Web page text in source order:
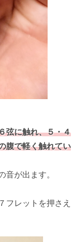
弦に触れ、５・４
腹で軽く触れてい
音が出ます。
フレットを押さえ